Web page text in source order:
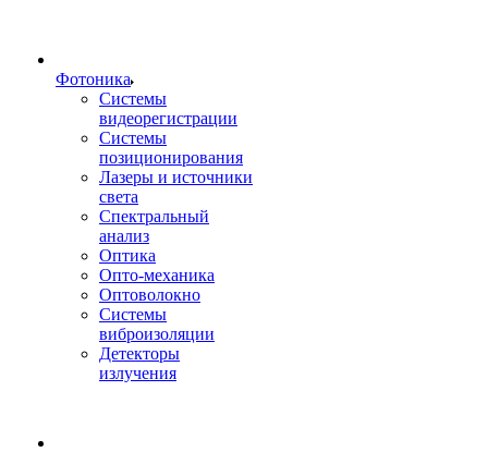
Фотоника
Cистемы
видеорегистрации
Системы
позиционирования
Лазеры и источники
света
Спектральный
анализ
Оптика
Опто-механика
Оптоволокно
Системы
виброизоляции
Детекторы
излучения